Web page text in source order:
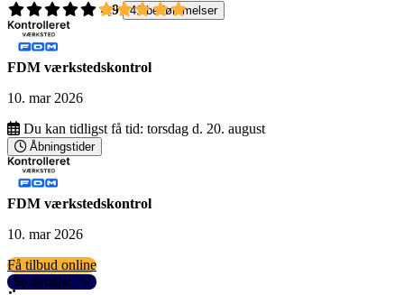
4,9
41 bedømmelser
FDM værkstedskontrol
10. mar 2026
Du kan tidligst få tid: torsdag d. 20. august
Åbningstider
FDM værkstedskontrol
10. mar 2026
Få tilbud online
Se detaljer